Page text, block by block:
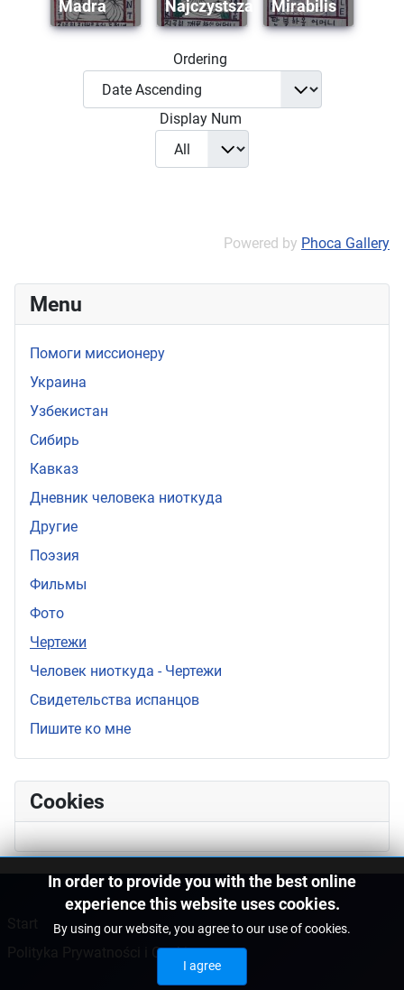
Menu
Помоги миссионеру
Украина
Узбекистан
Сибирь
Кавказ
Дневник человека ниоткуда
Другие
Поэзия
Фильмы
Фото
Чертежи
Человек ниоткуда - Чертежи
Свидетельства испанцов
Пишите ко мне
Madra
Najczystsza
Mirabilis
Ordering
Display Num
Powered by Phoca Gallery
Cookies
In order to provide you with the best online
experience this website uses cookies.
By using our website, you agree to our use of cookies.
I agree
Polityka Prywatności i Cookies